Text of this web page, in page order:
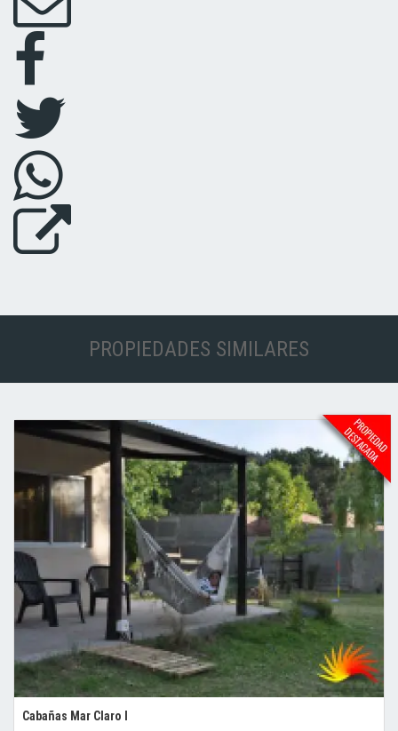
PROPIEDADES SIMILARES
Cabañas Mar Claro I